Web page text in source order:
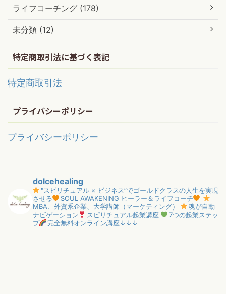
ライフコーチング (178)
未分類 (12)
特定商取引法に基づく表記
特定商取引法
プライバシーポリシー
プライバシーポリシー
dolcehealing
"スピリチュアル × ビジネス”でゴールドクラスの人生を実現
させる
SOUL AWAKENING ヒーラー＆ライフコーチ
MBA、外資系企業、大学講師（マーケティング）
魂が自動
ナビゲーション
スピリチュアル起業講座
7つの起業ステッ
プ
完全無料オンライン講座↓↓↓